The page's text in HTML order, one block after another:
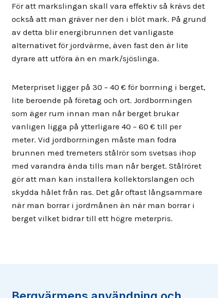
För att markslingan skall vara effektiv så krävs det
också att man gräver ner den i blöt mark. På grund
av detta blir energibrunnen det vanligaste
alternativet för jordvärme, även fast den är lite
dyrare att utföra än en mark/sjöslinga.
Meterpriset ligger på 30 – 40 € för borrning i berget,
lite beroende på företag och ort. Jordborrningen
som äger rum innan man når berget brukar
vanligen ligga på ytterligare 40 – 60 € till per
meter. Vid jordborrningen måste man fodra
brunnen med tremeters stålrör som svetsas ihop
med varandra ända tills man når berget. Stålröret
gör att man kan installera kollektorslangen och
skydda hålet från ras. Det går oftast långsammare
när man borrar i jordmånen än när man borrar i
berget vilket bidrar till ett högre meterpris.